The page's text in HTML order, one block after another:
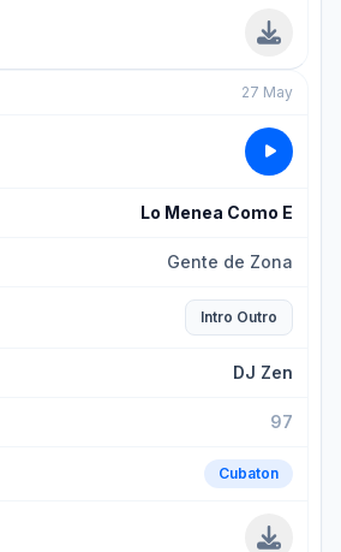
27 May
Lo Menea Como E
Gente de Zona
Intro Outro
DJ Zen
97
Cubaton